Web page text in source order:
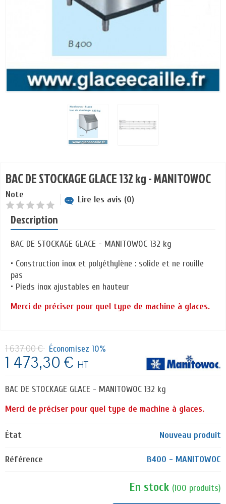
BAC DE STOCKAGE GLACE 132 kg - MANITOWOC
Note Lire les avis (0)
Description
BAC DE STOCKAGE GLACE - MANITOWOC 132 kg
• Construction inox et polyéthylène : solide et ne rouille
pas
• Pieds inox ajustables en hauteur
Merci de préciser pour quel type de machine à glaces.
1 637,00 € Économisez 10%
1 473,30 € HT
BAC DE STOCKAGE GLACE - MANITOWOC 132 kg
Merci de préciser pour quel type de machine à glaces.
État Nouveau produit
Référence B400 - MANITOWOC
En stock (100 produits)